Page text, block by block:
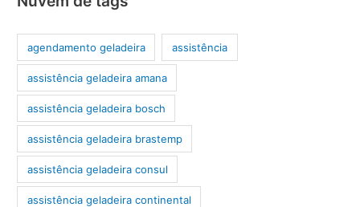
agendamento geladeira assistência
assistência geladeira amana
assistência geladeira bosch
assistência geladeira brastemp
assistência geladeira consul
assistência geladeira continental